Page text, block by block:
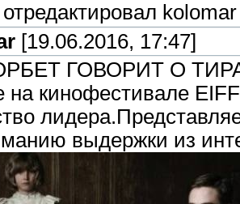
kolomar
[19.06.2016, 17:47]
ГОВОРИТ О
на кинофестивале
выдержки из